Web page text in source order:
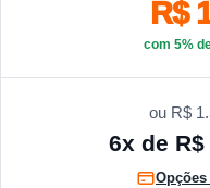
R$
com 5%
ou R$
6x de